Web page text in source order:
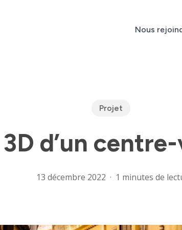
Nous
Projet
d’un
13 décembre 2022 1 minutes de